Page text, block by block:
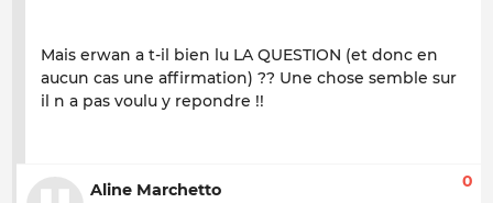
Mais erwan a t-il bien lu LA QUESTION (et donc en
aucun cas une affirmation) ?? Une chose semble sur
il n a pas voulu y repondre !!
Aline Marchetto 0